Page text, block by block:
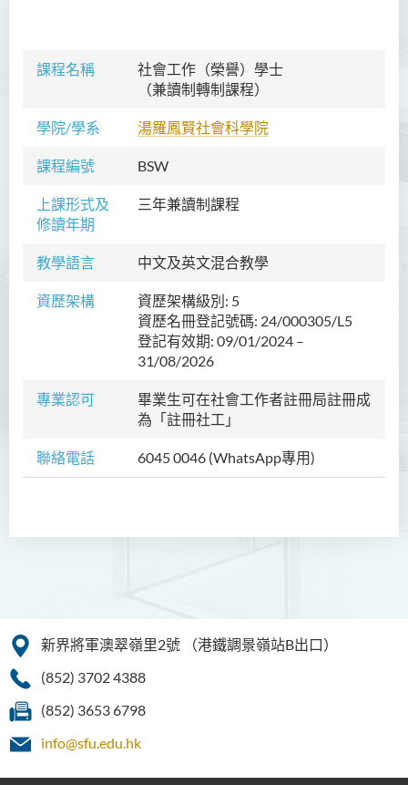
課程名稱 社會工作 （榮譽） 學士
（兼讀制轉制課程）
學院/學系 湯羅鳳賢社會科學院
課程編號 BSW
上課形式及
修讀年期
三年兼讀制課程
教學語言 中文及英文混合教學
資歷架構
資歷架構級別: 5
資歷名冊登記號碼: 24/000305/L5
登記有效期: 09/01/2024 –
31/08/2026
專業認可
畢業生可在社會工作者註冊局註冊成
為「註冊社工」
聯絡電話 6045 0046 (WhatsApp專用)
語文及通識（榮譽）文學士
翻譯科技（榮譽）文學士
工商管理(榮譽)酒店及旅遊
犯罪及安保科學(榮譽)學士
幼兒教育（榮譽）學士 (全日
制)
健康科學（榮譽）學士 (兼讀
護理學（榮譽）學士
護理學（榮譽）學士 (應用學
位學額)
新界將軍澳翠嶺里2號
（港鐵調景嶺站B出口）
(852) 3702 4388
(852) 3653 6798
info@sfu.edu.hk